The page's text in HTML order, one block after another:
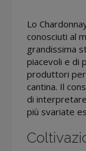
Lo
conosciuti al
grandissima
piacevoli e di
produttori per
cantina. Il
di
più svariate